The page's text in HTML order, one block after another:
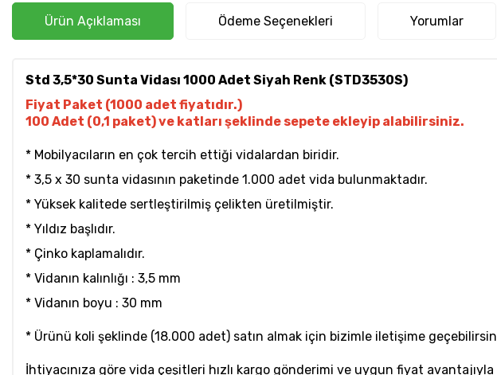
Ürün Açıklaması Ödeme Seçenekleri Yorumlar
Std 3,5*30 Sunta Vidası 1000 Adet Siyah Renk (STD3530S)
Fiyat Paket (1000 adet fiyatıdır.)
100 Adet (0,1 paket) ve katları şeklinde sepete ekleyip alabilirsiniz.
* Mobilyacıların en çok tercih ettiği vidalardan biridir.
* 3,5 x 30 sunta vidasının paketinde 1.000 adet vida bulunmaktadır.
* Yüksek kalitede sertleştirilmiş çelikten üretilmiştir.
* Yıldız başlıdır.
* Çinko kaplamalıdır.
* Vidanın kalınlığı : 3,5 mm
* Vidanın boyu : 30 mm
* Ürünü koli şeklinde (18.000 adet) satın almak için bizimle iletişime
İhtiyacınıza göre vida çeşitleri hızlı kargo gönderimi ve uygun fiyat